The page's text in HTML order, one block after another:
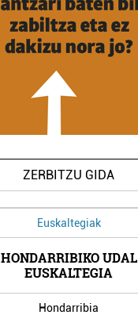
ZERBITZU GIDA
Euskaltegiak
HONDARRIBIKO UDAL
EUSKALTEGIA
Hondarribia